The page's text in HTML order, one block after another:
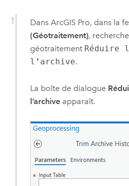
Dans ArcGIS Pro, dans la
(Géotraitement),
géotraitement Réduire
l’archive.
La boîte de dialogue
l’archiveapparaît.